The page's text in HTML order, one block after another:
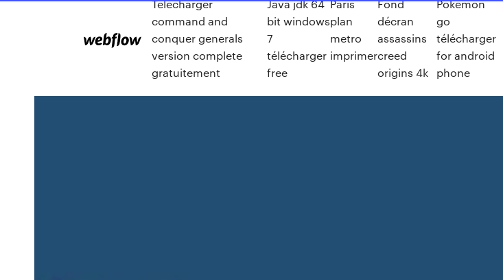
Telecharger
command and
conquer generals
version complete
gratuitement
Java jdk 64
bit windows
7
télécharger
free
Paris
plan
metro
imprimer
Fond
décran
assassins
creed
origins 4k
Pokemon
go
télécharger
for android
phone